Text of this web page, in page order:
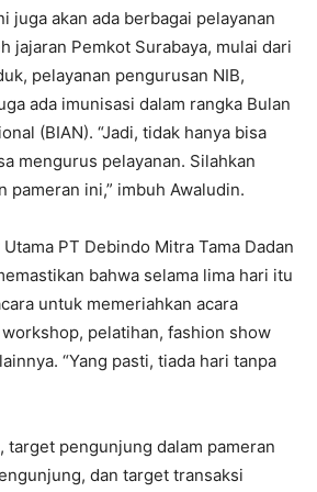
juga akan ada berbagai pelayanan
jajaran Pemkot Surabaya, mulai dari
pelayanan pengurusan NIB,
ada imunisasi dalam rangka Bulan
(BIAN). “Jadi, tidak hanya bisa
mengurus pelayanan. Silahkan
pameran ini,” imbuh Awaludin.
PT Debindo Mitra Tama Dadan
bahwa selama lima hari itu
untuk memeriahkan acara
pelatihan, fashion show
“Yang pasti, tiada hari tanpa
target pengunjung dalam pameran
dan target transaksi